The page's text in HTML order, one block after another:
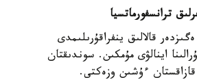
قالالىق ينفراقۇرىلىمدى
اينالۋى مۇمكىن. سوندىقتان
ءۇشىن وزەكتى.